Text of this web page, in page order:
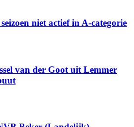
niet actief in A-categorie
van der Goot uit Lemmer